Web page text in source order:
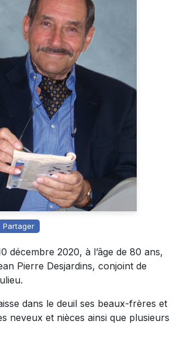
Partager
décembre 2020, à l’âge de 80 ans,
Pierre Desjardins, conjoint de
dans le deuil ses beaux-frères et
neveux et nièces ainsi que plusieurs